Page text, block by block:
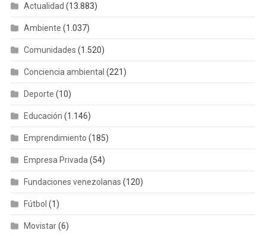
Actualidad (13.883)
Ambiente (1.037)
Comunidades (1.520)
Conciencia ambiental (221)
Deporte (10)
Educación (1.146)
Emprendimiento (185)
Empresa Privada (54)
Fundaciones venezolanas (120)
Fútbol (1)
Movistar(6)